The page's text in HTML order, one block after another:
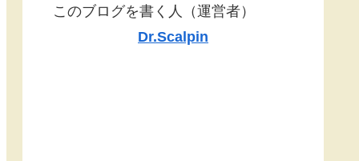
このブログを書く人（運営者）
Dr.Scalpin